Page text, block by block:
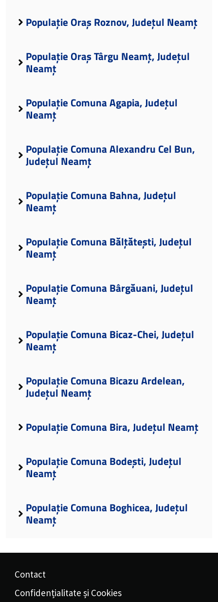
Populație Oraș Roznov, Județul Neamț
Populație Oraș Târgu Neamț, Județul
Neamț
Populație Comuna Agapia, Județul
Neamț
Populație Comuna Alexandru Cel Bun,
Județul Neamț
Populație Comuna Bahna, Județul
Neamț
Populație Comuna Bălțătești, Județul
Neamț
Populație Comuna Bârgăuani, Județul
Neamț
Populație Comuna Bicaz-Chei, Județul
Neamț
Populație Comuna Bicazu Ardelean,
Județul Neamț
Populație Comuna Bira, Județul Neamț
Populație Comuna Bodești, Județul
Neamț
Populație Comuna Boghicea, Județul
Neamț
Contact
Confidențialitate și Cookies